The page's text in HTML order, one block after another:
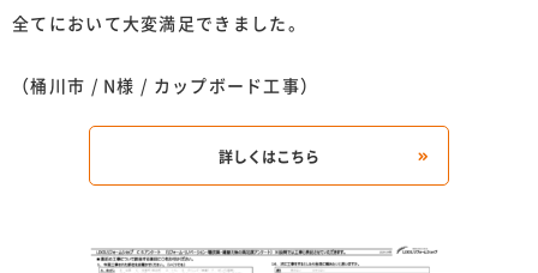
全てにおいて大変満足できました。
（桶川市 / N様 / カップボード工事）
詳しくはこちら